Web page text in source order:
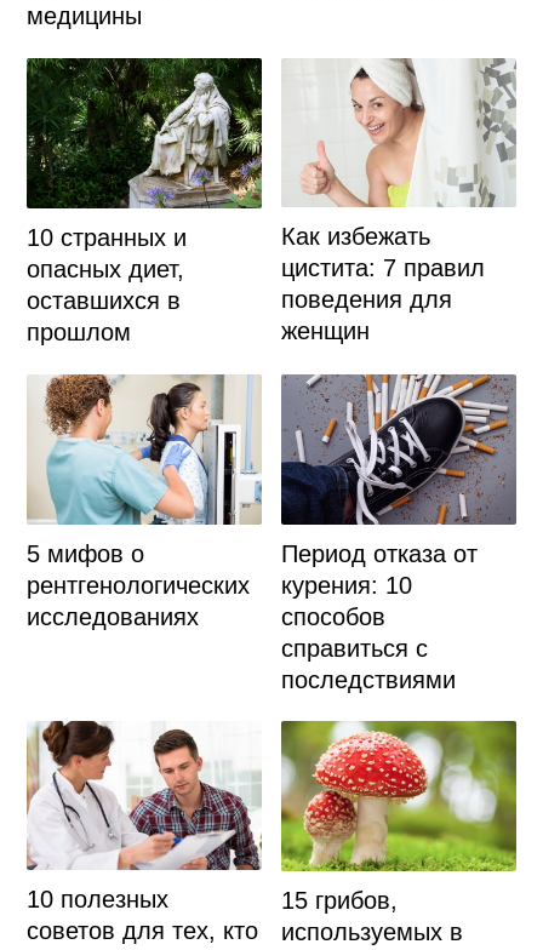
медицины
10 странных и
опасных диет,
оставшихся в
прошлом
Как избежать
цистита: 7 правил
поведения для
женщин
5 мифов о
рентгенологических
исследованиях
Период отказа от
курения: 10
способов
справиться с
последствиями
10 полезных
советов для тех, кто
15 грибов,
используемых в